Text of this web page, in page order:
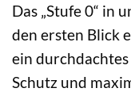
Das „Stufe 0“ in
den ersten Blick
ein
Schutz und